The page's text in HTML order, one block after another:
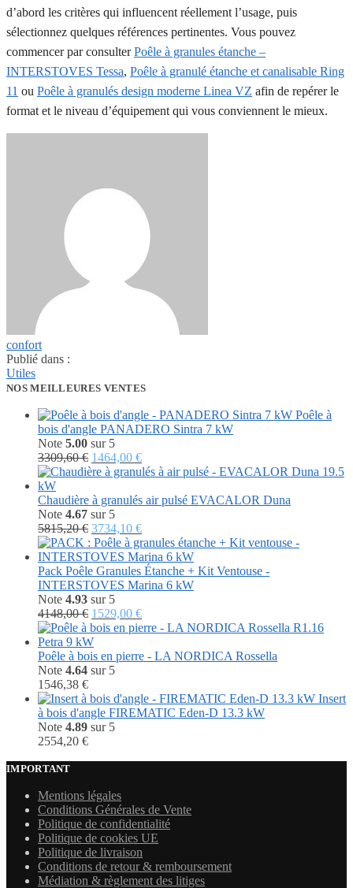
d’abord les critères qui influencent réellement l’usage, puis
sélectionnez quelques références pertinentes. Vous pouvez
commencer par consulterPoêle à granules étanche –
INTERSTOVES Tessa, Poêle à granulé étanche et canalisable Ring
11 ou Poêle à granulés design moderne Linea VZ afin de repérer le
format et le niveau d’équipement qui vous conviennent le mieux.
confort
Publié dans :
Utiles
NOS MEILLEURES VENTES
Poêle à
bois d'angle PANADERO Sintra 7 kW
Note 5.00 sur 5
3309,60€ Le
prix
était :
3309,60 €.
1464,00 €Le
prix
est :
Chaudière à granulés air pulsé EVACALOR Duna
Note 4.67 sur 5
5815,20€ Le
prix
initial
était :
5815,20 €.
3734,10 €Le
prix
actuel
est :
3734,10 €.
Pack Poêle Granules Étanche + Kit Ventouse -
INTERSTOVES Marina 6 kW
Note 4.93 sur 5
4148,00€ Le
prix
initial
était :
4148,00 €.
1529,00 €Le
prix
est :
Poêle à bois en pierre - LA NORDICA Rossella
Note 4.64 sur 5
1546,38 €
Insert
à bois d'angle FIREMATIC Eden-D 13.3 kW
Note 4.89 sur 5
2554,20 €
IMPORTANT
Mentions légales
Conditions Générales de Vente
Politique de confidentialité
Politique de cookies UE
Politique de livraison
Conditions de retour & remboursement
Médiation & règlement des litiges